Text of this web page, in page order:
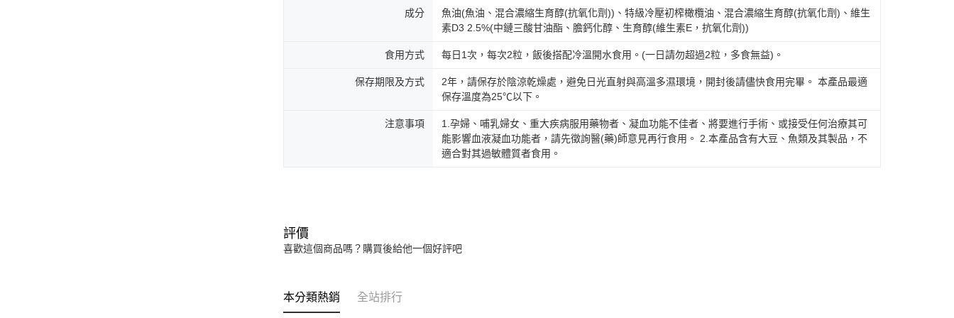
成分
魚油(魚油、混合濃縮生育醇(抗氧化劑))、特級冷壓初榨橄欖油、混合濃縮生育醇(抗氧化劑)、維生
素D3 2.5%(中鏈三酸甘油酯、膽鈣化醇、生育醇(維生素E，抗氧化劑))
食用方式 每日1次，每次2粒，飯後搭配冷溫開水食用。(一日請勿超過2粒，多食無益)。
保存期限及方式
2年，請保存於陰涼乾燥處，避免日光直射與高溫多濕環境，開封後請儘快食用完畢。 本產品最適
保存溫度為25℃以下。
注意事項
1.孕婦、哺乳婦女、重大疾病服用藥物者、凝血功能不佳者、將要進行手術、或接受任何治療其可
能影響血液凝血功能者，請先徵詢醫(藥)師意見再行食用。 2.本產品含有大豆、魚類及其製品，不
適合對其過敏體質者食用。
評價
喜歡這個商品嗎？購買後給他一個好評吧
本分類熱銷 全站排行